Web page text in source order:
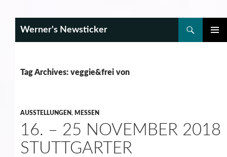
Werner's Newsticker
Tag Archives: veggie&frei von
AUSSTELLUNGEN, MESSEN
16. – 25 NOVEMBER 2018
STUTTGARTER